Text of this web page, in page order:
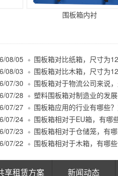
围板箱内衬
08/05
08/03
07/30
07/28
07/27
07/24
07/23
07/22
塑料围板箱对制造业的发展
围板箱应用的行业有哪些
享租赁方案 新闻动态